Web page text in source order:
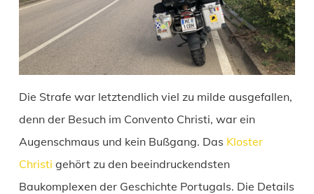
Die Strafe war letztendlich viel zu milde ausgefallen,
denn der Besuch im Convento Christi, war ein
Augenschmaus und kein Bußgang. Das Kloster
Christi gehört zu den beeindruckendsten
Baukomplexen der Geschichte Portugals. Die Details